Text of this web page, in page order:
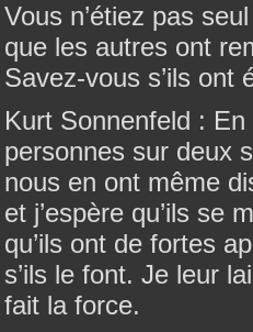
Vous n’étiez pas
que les autres ont
Savez-vous s’ils ont
Kurt Sonnenfeld :
personnes sur deux
nous en ont même
et j’espère qu’ils se
qu’ils ont de fortes
s’ils le font. Je leur
fait la force.